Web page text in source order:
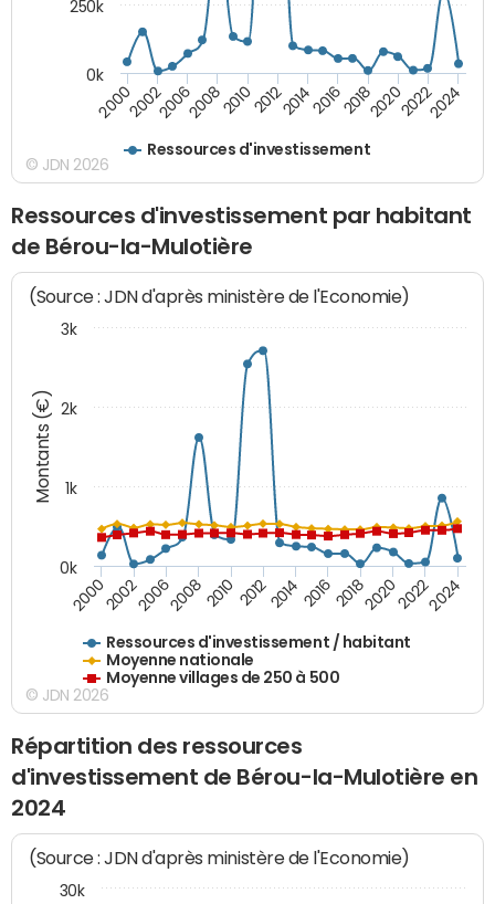
Ressources d'investissement
200020022006200820102012201420162018202020222024
0k
250k
© JDN 2026
Ressources d'investissement par habitant
de Bérou-la-Mulotière
Montants (€)
(Source : JDN d'après ministère de l'Economie)
Ressources d'investissement / habitant
Moyenne nationale
Moyenne villages de 250 à 500
20002002200620082010 2012201420162018202020222024
0k
1k
2k
3k
© JDN 2026
Répartition des ressources
d'investissement de Bérou-la-Mulotière en
2024
(Source : JDN d'après ministère de l'Economie)
30k